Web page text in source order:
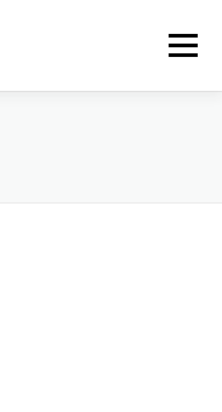
Menu